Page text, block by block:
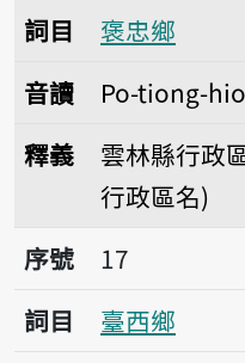
詞目
褒忠鄉
音讀
Po-tiong-
釋義
雲林縣行政
行政區名)
序號17臺西鄉
序號
17
詞目
臺西鄉